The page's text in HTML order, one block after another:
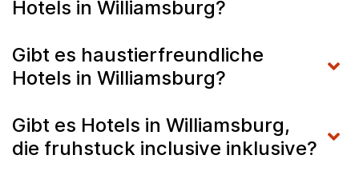
Hotels in Williamsburg?
Gibt es haustierfreundliche
Hotels in Williamsburg?
Gibt es Hotels in Williamsburg,
die fruhstuck inclusive inklusive?